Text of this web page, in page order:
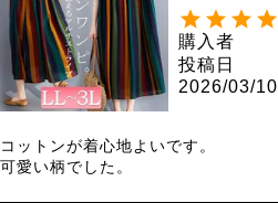
購入者
投稿日
2026/03/10
コットンが着心地よいです。
可愛い柄でした。